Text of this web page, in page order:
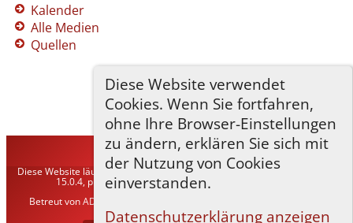
Diese Website verwendet
Cookies. Wenn Sie fortfahren,
ohne Ihre Browser-Einstellungen
zu ändern, erklären Sie sich mit
der Nutzung von Cookies
einverstanden.
Datenschutzerklärung anzeigen
Kalender
Alle Medien
Quellen
TNG-ADLER©2026
Diese Website läuft mitThe Next Generation of Genealogy Sitebuilding
15.0.4, programmiert von Darrin Lythgoe © 2001-2026.
Betreut vonADLER Heraldisch-Genealogische Gesellschaft, Wien
Datenschutzerklärung.